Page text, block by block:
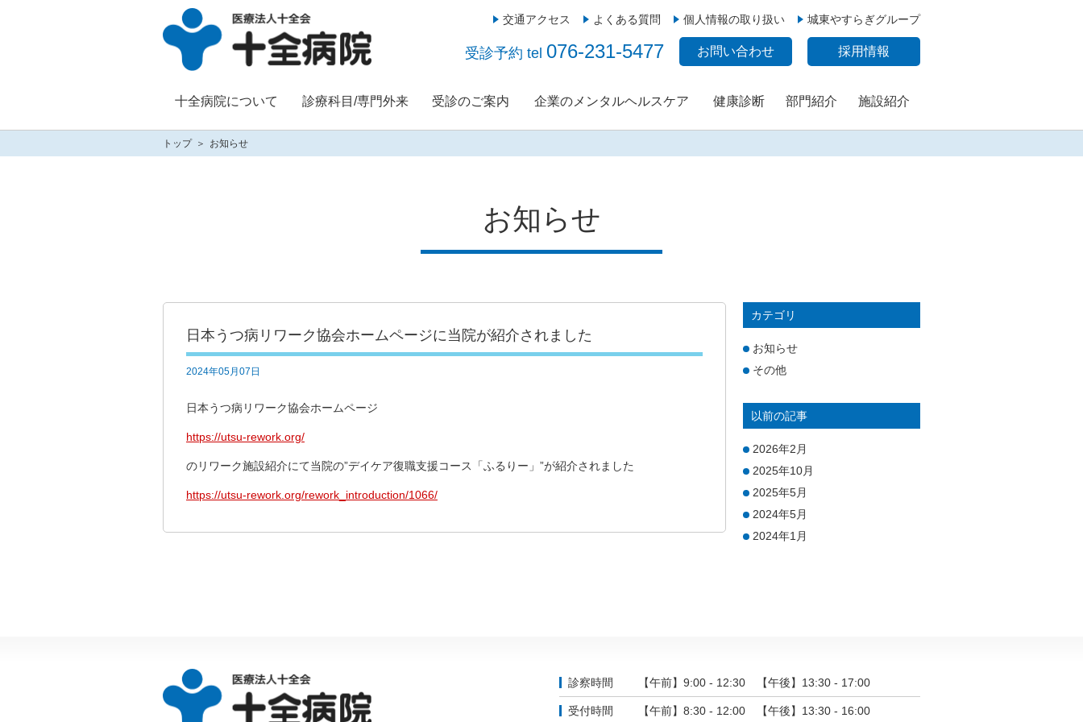
交通アクセス よくある質問 個人情報の取り扱い 城東やすらぎグループ
受診予約 tel 076-231-5477 お問い合わせ 採用情報
十全病院について 診療科目/専門外来 受診のご案内 企業のメンタルヘルスケア 健康診断 部門紹介 施設紹介
トップ お知らせ
お知らせ
日本うつ病リワーク協会ホームページに当院が紹介されました
2024年05月07日
日本うつ病リワーク協会ホームページ
https://utsu-rework.org/
のリワーク施設紹介にて当院の”デイケア復職支援コース「ふるりー」”が紹介されました
https://utsu-rework.org/rework_introduction/1066/
カテゴリ
お知らせ
その他
以前の記事
2026年2月
2025年10月
2025年5月
2024年5月
2024年1月
診察時間 【午前】9:00 - 12:30 【午後】13:30 - 17:00
受付時間 【午前】8:30 - 12:00 【午後】13:30 - 16:00